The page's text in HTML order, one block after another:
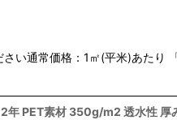
い通常価格：1㎡(平米)あた
年 PET素材 350g/m2 透水性 厚